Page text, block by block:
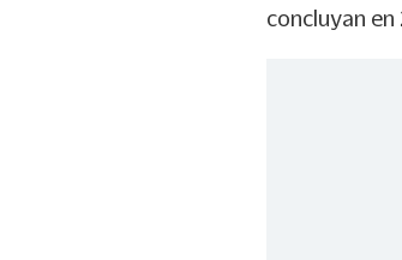
concluyan en